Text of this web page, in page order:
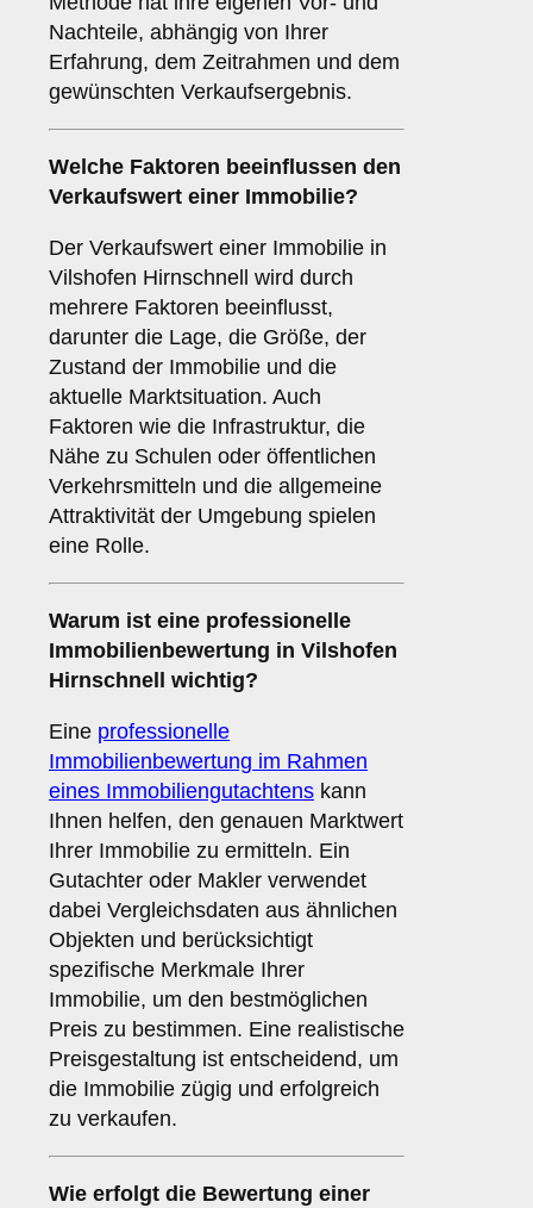
Nachteile, abhängig von Ihrer
Erfahrung, dem Zeitrahmen und dem
gewünschten Verkaufsergebnis.
Welche Faktoren beeinflussen den
Verkaufswert einer Immobilie?
Der Verkaufswert einer Immobilie in
Vilshofen Hirnschnell wird durch
mehrere Faktoren beeinflusst,
darunter die Lage, die Größe, der
Zustand der Immobilie und die
aktuelle Marktsituation. Auch
Faktoren wie die Infrastruktur, die
Nähe zu Schulen oder öffentlichen
Verkehrsmitteln und die allgemeine
Attraktivität der Umgebung spielen
eine Rolle.
Warum ist eine professionelle
Immobilienbewertung in Vilshofen
Hirnschnell wichtig?
Eine professionelle
Immobilienbewertung im Rahmen
eines Immobiliengutachtens kann
Ihnen helfen, den genauen Marktwert
Ihrer Immobilie zu ermitteln. Ein
Gutachter oder Makler verwendet
dabei Vergleichsdaten aus ähnlichen
Objekten und berücksichtigt
spezifische Merkmale Ihrer
Immobilie, um den bestmöglichen
Preis zu bestimmen. Eine realistische
Preisgestaltung ist entscheidend, um
die Immobilie zügig und erfolgreich
zu verkaufen.
Wie erfolgt die Bewertung einer